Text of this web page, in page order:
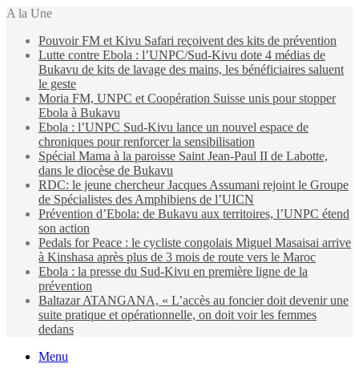
A la Une
Pouvoir FM et Kivu Safari reçoivent des kits de prévention
Lutte contre Ebola : l’UNPC/Sud-Kivu dote 4 médias de
Bukavu de kits de lavage des mains, les bénéficiaires saluent
le geste
Moria FM, UNPC et Coopération Suisse unis pour stopper
Ebola à Bukavu
Ebola : l’UNPC Sud-Kivu lance un nouvel espace de
chroniques pour renforcer la sensibilisation
Spécial Mama à la paroisse Saint Jean-Paul II de Labotte,
dans le diocèse de Bukavu
RDC: le jeune chercheur Jacques Assumani rejoint le Groupe
de Spécialistes des Amphibiens de l’UICN
Prévention d’Ebola: de Bukavu aux territoires, l’UNPC étend
son action
Pedals for Peace : le cycliste congolais Miguel Masaisai arrive
à Kinshasa après plus de 3 mois de route vers le Maroc
Ebola : la presse du Sud-Kivu en première ligne de la
prévention
Baltazar ATANGANA, « L’accès au foncier doit devenir une
suite pratique et opérationnelle, on doit voir les femmes
dedans
Menu